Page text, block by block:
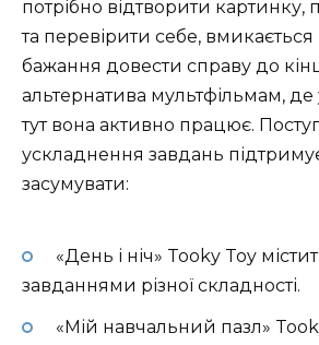
потрібно відтворити картинку,
та перевірити себе,
бажання довести справу до
альтернатива мультфільмам, де
тут вона активно працює.
ускладнення завдань
засумувати:
«День і ніч» Tooky Toy
завданнями різної складності.
«Мій навчальний пазл»